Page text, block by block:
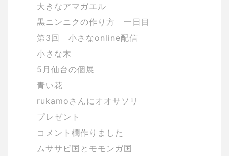
大きなアマガエル
黒ニンニクの作り方 一日目
第3回 小さなonline配信
小さな木
5月仙台の個展
青い花
rukamoさんにオオサソリ
プレゼント
コメント欄作りました
ムササビ国とモモンガ国